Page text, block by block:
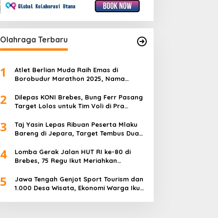
Olahraga Terbaru
1
Atlet Berlian Muda Raih Emas di
Borobudur Marathon 2025, Nama
2
Dilepas KONI Brebes, Bung Ferr Pasang
Target Lolos untuk Tim Voli di Pra
3
Taj Yasin Lepas Ribuan Peserta Mlaku
Bareng di Jepara, Target Tembus Dua
4
Lomba Gerak Jalan HUT RI ke-80 di
Brebes, 75 Regu Ikut Meriahkan
5
Jawa Tengah Genjot Sport Tourism dan
1.000 Desa Wisata, Ekonomi Warga Ikut